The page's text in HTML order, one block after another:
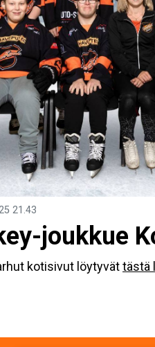
21.43
joukkue
kotisivut löytyvättästä